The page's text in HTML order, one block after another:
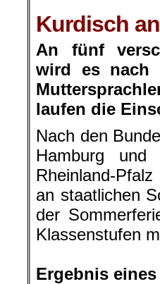
Kurdisch
An fünf
wird es nach
laufen die
Nach den
Hamburg
Rheinland-
an staatlichen
der
Klassenstufen
Ergebnis